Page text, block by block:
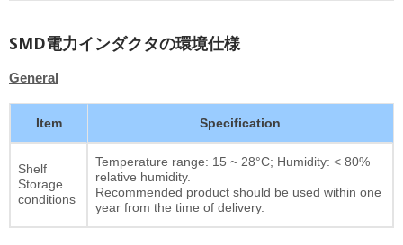
SMD電力インダクタの環境仕様
General
Item Specification
Shelf
Storage
conditions
Temperature range: 15 ~ 28°C; Humidity: < 80%
relative humidity.
Recommended product should be used within one
year from the time of delivery.